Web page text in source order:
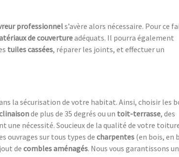
professionnels’avère alors nécessaire. Pour ce
de couvertureadéquats. Il pourra également
tuiles cassées, réparer les joints, et effectuer un
la sécurisation de votre habitat. Ainsi, choisir les
de plus de 35 degrés ou un toit-terrasse, des
une nécessité. Soucieux de la qualité de votre
ouvrages sur tous types decharpentes (en bois, en
decombles aménagés. Nous vous garantissons un